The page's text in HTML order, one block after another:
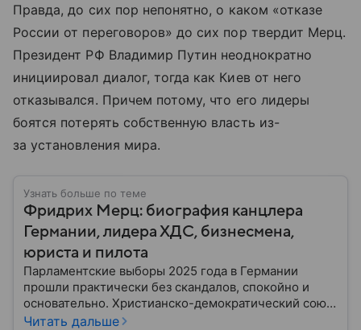
Правда, до сих пор непонятно, о каком «отказе
России от переговоров» до сих пор твердит Мерц.
Президент РФ Владимир Путин неоднократно
инициировал диалог, тогда как Киев от него
отказывался. Причем потому, что его лидеры
боятся потерять собственную власть из-
за установления мира.
Узнать больше по теме
Фридрих Мерц: биография канцлера
Германии, лидера ХДС, бизнесмена,
юриста и пилота
Парламентские выборы 2025 года в Германии
прошли практически без скандалов, спокойно и
основательно. Христианско-демократический союз
во главе с Фридрихом Мерцем получил 28,5%
Читать дальше